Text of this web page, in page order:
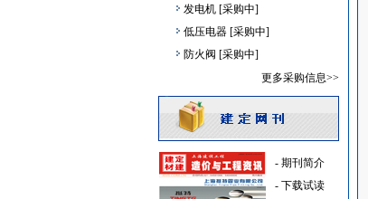
发电机 [采购中]
低压电器 [采购中]
防火阀 [采购中]
消防器材 [采购中]
清洁式排风 [采购中]
防雷接地 [采购中]
消防工程 [采购中]
油漆涂料 [采购中]
更多采购信息>>
- 期刊简介
- 下载试读